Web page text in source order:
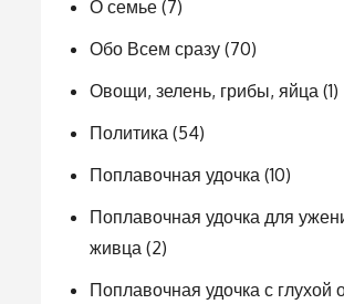
О семье (7)
Обо Всем сразу (70)
Овощи, зелень, грибы, яйца (1)
Политика (54)
Поплавочная удочка (10)
Поплавочная удочка для
живца (2)
Поплавочная удочка с глухой